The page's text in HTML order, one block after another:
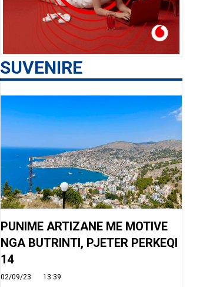
SUVENIRE
PUNIME ARTIZANE ME MOTIVE
NGA BUTRINTI, PJETER PERKEQI
14
02/09/23 13:39